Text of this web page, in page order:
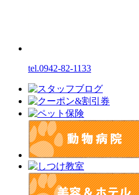
tel.0942-82-1133